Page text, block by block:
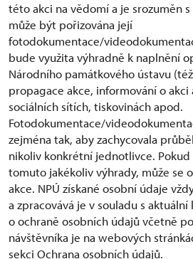
této akci na vědomí a je srozuměn
může být pořizována její
fotodokumentace/
bude využita výhradně k naplnění
Národního památkového ústavu
propagace akce, informování o
sociálních sítích, tiskovinách apod.
Fotodokumentace/
zejména tak, aby zachycovala
nikoliv konkrétní jednotlivce. Pokud
tomuto jakékoliv výhrady, může se
akce. NPÚ získané osobní údaje
a zpracovává je v souladu s
o ochraně osobních údajů včetně
návštěvníka je na webových
sekci Ochrana osobních údajů.